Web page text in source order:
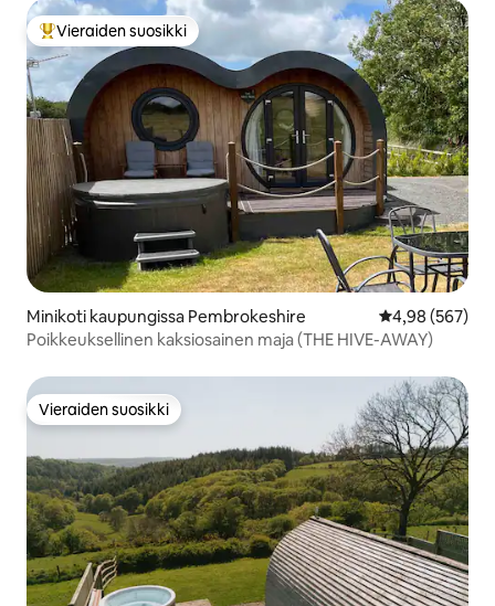
Vieraiden suosikkien parhaimmistoa
Vieraiden suosikki
Minikoti kaupungissa Pembrokeshire
4,98 (567)
Poikkeuksellinen kaksiosainen maja (THE HIVE-AWAY)
Vieraiden suosikki
Vieraiden suosikki